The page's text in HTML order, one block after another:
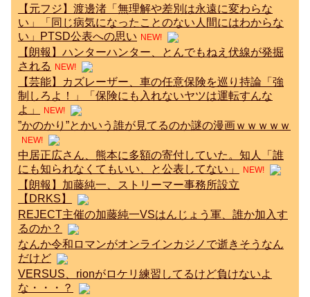
【元フジ】渡邊渚「無理解や差別は永遠に変わらな
い」「同じ病気になったことのない人間にはわからな
い」PTSD公表への思い NEW!
【朗報】ハンターハンター、とんでもねえ伏線が発掘
される
NEW!
【芸能】カズレーザー、車の任意保険を巡り持論「強
制しろよ！」「保険にも入れないヤツは運転すんな
よ」
NEW!
”かのかり”とかいう誰が見てるのか謎の漫画ｗｗｗｗｗ
NEW!
中居正広さん、熊本に多額の寄付していた。知人「誰
にも知られなくてもいい、と公表してない」
NEW!
【朗報】加藤純一、ストリーマー事務所設立
【DRKS】
REJECT主催の加藤純一VSはんじょう軍、誰か加入す
るのか？
なんか令和ロマンがオンラインカジノで逝きそうなん
だけど
VERSUS、rionがロケリ練習してるけど負けないよ
な・・・？